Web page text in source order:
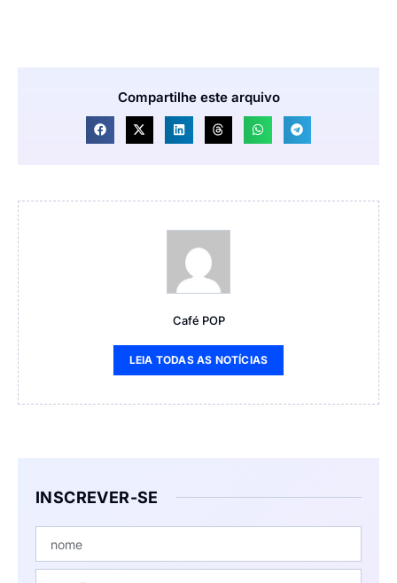
Compartilhe este arquivo
Café POP
LEIA TODAS AS NOTÍCIAS
INSCREVER-SE